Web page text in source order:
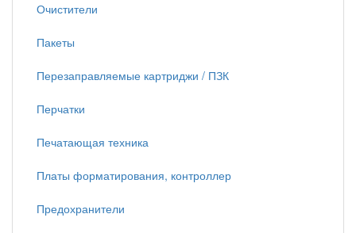
Очистители
Пакеты
Перезаправляемые картриджи / ПЗК
Перчатки
Печатающая техника
Платы форматирования, контроллер
Предохранители